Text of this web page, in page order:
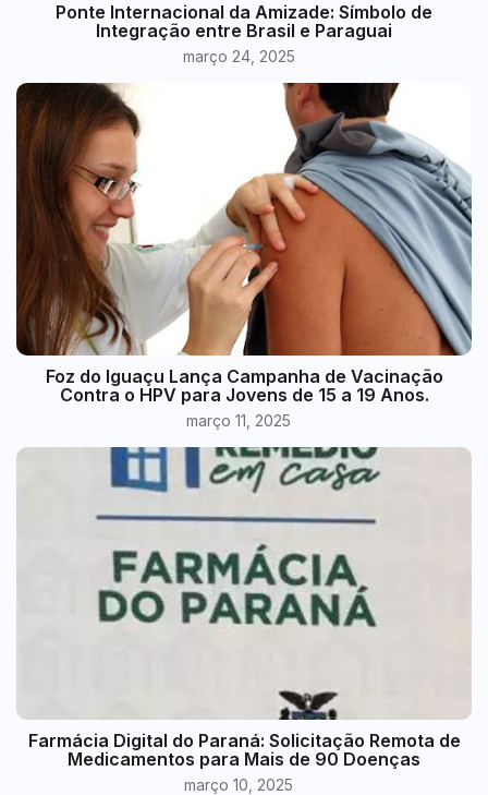
Ponte Internacional da Amizade: Símbolo de
Integração entre Brasil e Paraguai
março 24, 2025
Foz do Iguaçu Lança Campanha de Vacinação
Contra o HPV para Jovens de 15 a 19 Anos.
março 11, 2025
Farmácia Digital do Paraná: Solicitação Remota de
Medicamentos para Mais de 90 Doenças
março 10, 2025